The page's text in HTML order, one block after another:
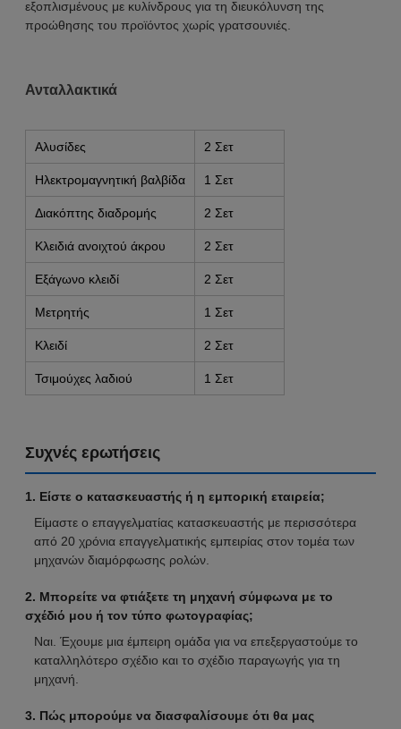
εξοπλισμένους με κυλίνδρους για τη διευκόλυνση της
προώθησης του προϊόντος χωρίς γρατσουνιές.
Ανταλλακτικά
Αλυσίδες 2 Σετ
Ηλεκτρομαγνητική βαλβίδα 1 Σετ
Διακόπτης διαδρομής 2 Σετ
Κλειδιά ανοιχτού άκρου 2 Σετ
Εξάγωνο κλειδί 2 Σετ
Μετρητής 1 Σετ
Κλειδί 2 Σετ
Τσιμούχες λαδιού 1 Σετ
Συχνές ερωτήσεις
1. Είστε ο κατασκευαστής ή η εμπορική εταιρεία;
Είμαστε ο επαγγελματίας κατασκευαστής με περισσότερα
από 20 χρόνια επαγγελματικής εμπειρίας στον τομέα των
μηχανών διαμόρφωσης ρολών.
2. Μπορείτε να φτιάξετε τη μηχανή σύμφωνα με το
σχέδιό μου ή τον τύπο φωτογραφίας;
Ναι. Έχουμε μια έμπειρη ομάδα για να επεξεργαστούμε το
καταλληλότερο σχέδιο και το σχέδιο παραγωγής για τη
μηχανή.
3. Πώς μπορούμε να διασφαλίσουμε ότι θα μας